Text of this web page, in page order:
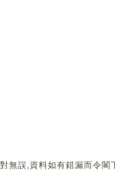
誤,資料如有錯漏而令閣